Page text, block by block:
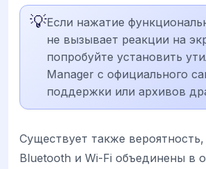
💡Если нажатие
не вызывает реакции на
попробуйте установить
Manager с официального
поддержки или архивов
Существует также
Bluetooth и Wi-Fi объединены в